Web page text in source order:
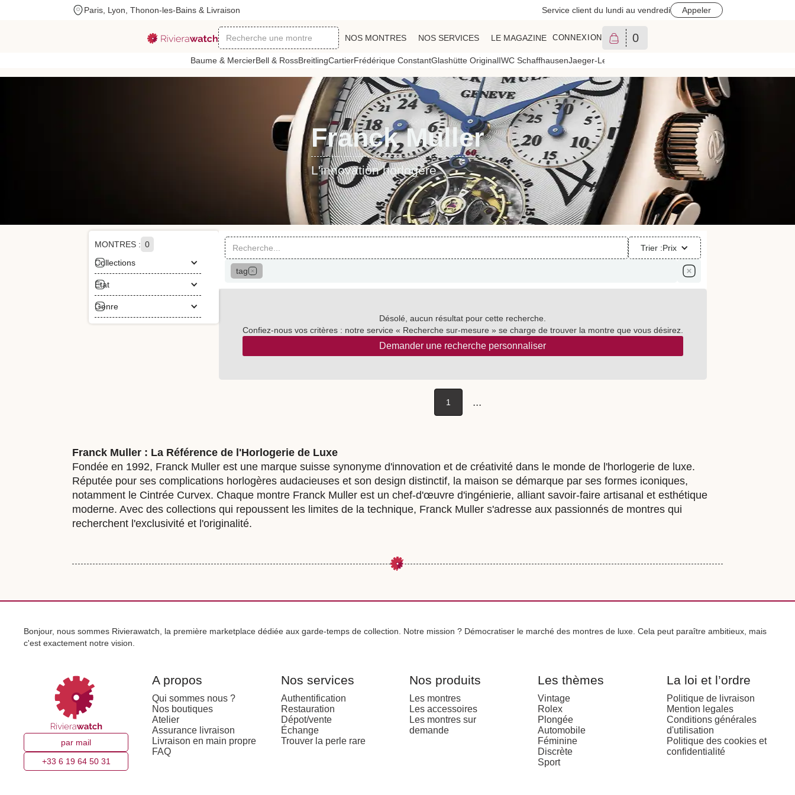
Paris, Lyon, Thonon-les-Bains & Livraison Service client du lundi au vendredi Appeler
NOS MONTRES NOS SERVICES LE MAGAZINE CONNEXION 0
Baume & MercierBell & RossBreitlingCartierFrédérique ConstantGlashütte OriginalIWC SchaffhausenJaeger-LeCoultre
Franck Muller
L'innovation horlogère
MONTRES : 0
Collections
État
Genre
Trier :Prix
tag
Désolé, aucun résultat pour cette recherche.
Confiez-nous vos critères : notre service « Recherche sur-mesure » se charge de trouver la montre que vous désirez.
Demander une recherche personnaliser
1 ...
Franck Muller : La Référence de l'Horlogerie de Luxe
Fondée en 1992, Franck Muller est une marque suisse synonyme d'innovation et de créativité dans le monde de l'horlogerie de luxe.
Réputée pour ses complications horlogères audacieuses et son design distinctif, la maison se démarque par ses formes iconiques,
notamment le Cintrée Curvex. Chaque montre Franck Muller est un chef-d'œuvre d'ingénierie, alliant savoir-faire artisanal et esthétique
moderne. Avec des collections qui repoussent les limites de la technique, Franck Muller s'adresse aux passionnés de montres qui
recherchent l'exclusivité et l'originalité.
Bonjour, nous sommes Rivierawatch, la première marketplace dédiée aux garde-temps de collection. Notre mission ? Démocratiser le marché des montres de luxe. Cela peut paraître ambitieux, mais
c'est exactement notre vision.
par mail
+33 6 19 64 50 31
A propos
Qui sommes nous ?
Nos boutiques
Atelier
Assurance livraison
Livraison en main propre
FAQ
Nos services
Authentification
Restauration
Dépot/vente
Échange
Trouver la perle rare
Nos produits
Les montres
Les accessoires
Les montres sur
demande
Les thèmes
Vintage
Rolex
Plongée
Automobile
Féminine
Discrète
Sport
La loi et l’ordre
Politique de livraison
Mention legales
Conditions générales
d'utilisation
Politique des cookies et
confidentialité